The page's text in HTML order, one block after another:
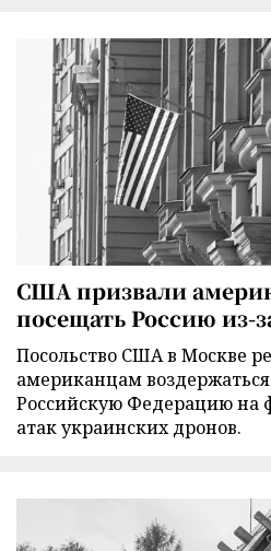
США призвали
посещать Россию из-
Посольство США в Москве
американцам воздержаться
Российскую Федерацию на
атак украинских дронов.